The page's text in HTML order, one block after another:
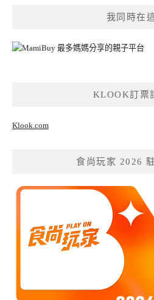
我同時在
KLOOK訂票
Klook.com
食尚玩家 2026